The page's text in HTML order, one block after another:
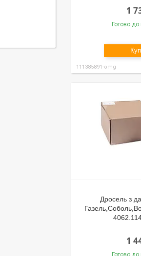
1
Готово до
111385891-omg
Дросель з
1
Готово до